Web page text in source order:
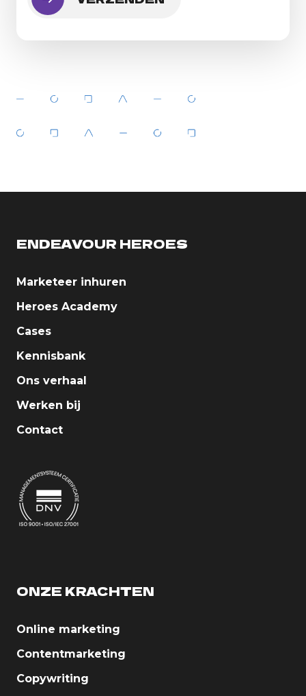
ENDEAVOUR HEROES
Marketeer inhuren
Heroes Academy
Cases
Kennisbank
Ons verhaal
Werken bij
Contact
ONZE KRACHTEN
Online marketing
Contentmarketing
Copywriting